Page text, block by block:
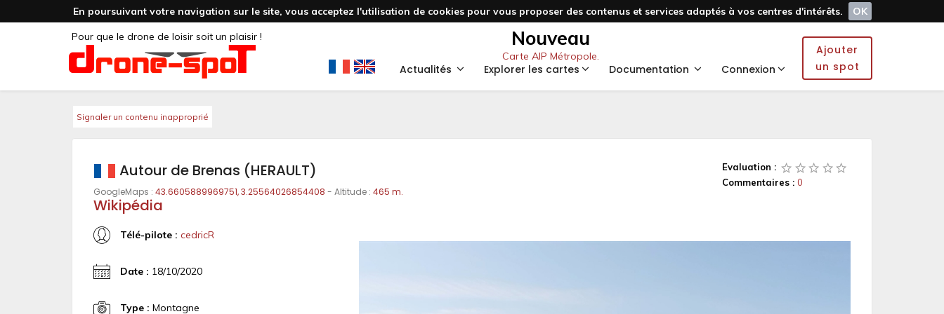
En poursuivant votre navigation sur le site, vous acceptez l'utilisation de cookies pour vous proposer des contenus et services adaptés à vos centres d'intérêts.
OK
Pour que le drone de loisir soit un plaisir !
Nouveau
Carte AIP Métropole.
Actualités Explorer les cartes Documentation Connexion
Ajouter
un spot
Signaler un contenu inapproprié
Evaluation :
Commentaires : 0
Autour de Brenas (HERAULT)
GoogleMaps : 43.6605889969751, 3.25564026854408 - Altitude : 465 m.
Wikipédia
Télé-pilote : cedricR
Date : 18/10/2020
Type : Montagne